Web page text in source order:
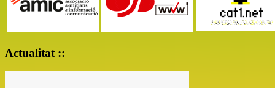
Actualitat ::